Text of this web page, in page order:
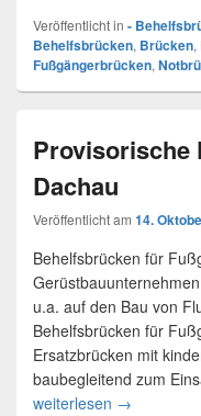
Veröffentlicht in -
Behelfsbrücken, Brücken,
Fußgängerbrücken,
Provisorische
Dachau
Veröffentlicht am 14.
Behelfsbrücken für
u.a. auf den Bau von
Behelfsbrücken für
Ersatzbrücken mit
baubegleitend zum
weiterlesen →